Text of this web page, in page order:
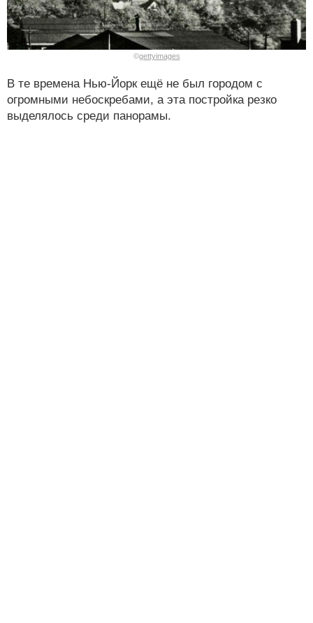
©gettyimages
В те времена Нью-Йорк ещё не был городом с
огромными небоскребами, а эта постройка резко
выделялось среди панорамы.